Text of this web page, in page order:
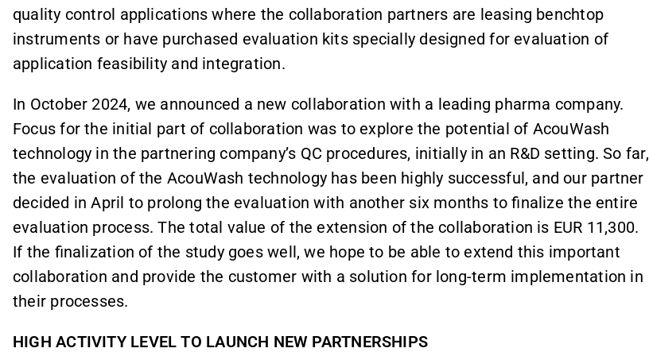
quality control applications where the collaboration partners are leasing benchtop
instruments or have purchased evaluation kits specially designed for evaluation of
application feasibility and integration.
In October 2024, we announced a new collaboration with a leading pharma company.
Focus for the initial part of collaboration was to explore the potential of AcouWash
technology in the partnering company’s QC procedures, initially in an R&D setting. So far,
the evaluation of the AcouWash technology has been highly successful, and our partner
decided in April to prolong the evaluation with another six months to finalize the entire
evaluation process. The total value of the extension of the collaboration is EUR 11,300.
If the finalization of the study goes well, we hope to be able to extend this important
collaboration and provide the customer with a solution for long-term implementation in
their processes.
HIGH ACTIVITY LEVEL TO LAUNCH NEW PARTNERSHIPS